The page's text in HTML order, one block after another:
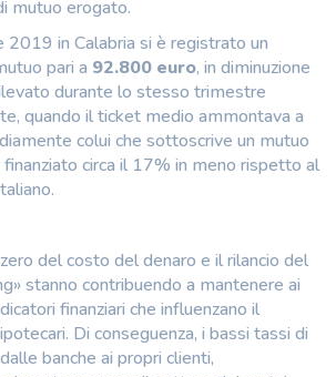
mutuo erogato.
in Calabria si è registrato un
pari a 92.800 euro, in diminuzione
durante lo stesso trimestre
quando il ticket medio ammontava a
colui che sottoscrive un mutuo
circa il 17% in meno rispetto al
del costo del denaro e il rilancio del
stanno contribuendo a mantenere ai
finanziari che influenzano il
Di conseguenza, i bassi tassi di
banche ai propri clienti,